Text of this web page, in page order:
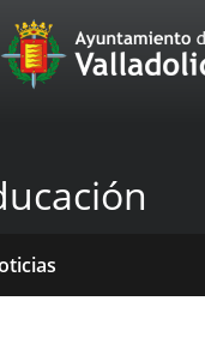
Portal
Web
de
Valladolid